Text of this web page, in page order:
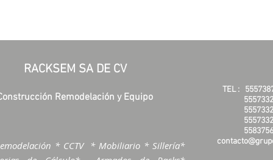
RACKSEM SA DE CV
Remodelación y Equipo
* CCTV * Mobiliario * Sillería*
TEL :